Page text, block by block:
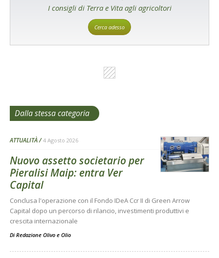
I consigli di Terra e Vita agli agricoltori
Cerca adesso
Dalla stessa categoria
ATTUALITÀ 4 Agosto 2026
Nuovo assetto societario per
Pieralisi Maip: entra Ver
Capital
Conclusa l'operazione con il Fondo IDeA Ccr II di Green Arrow
Capital dopo un percorso di rilancio, investimenti produttivi e
crescita internazionale
Di Redazione Olivo e Olio